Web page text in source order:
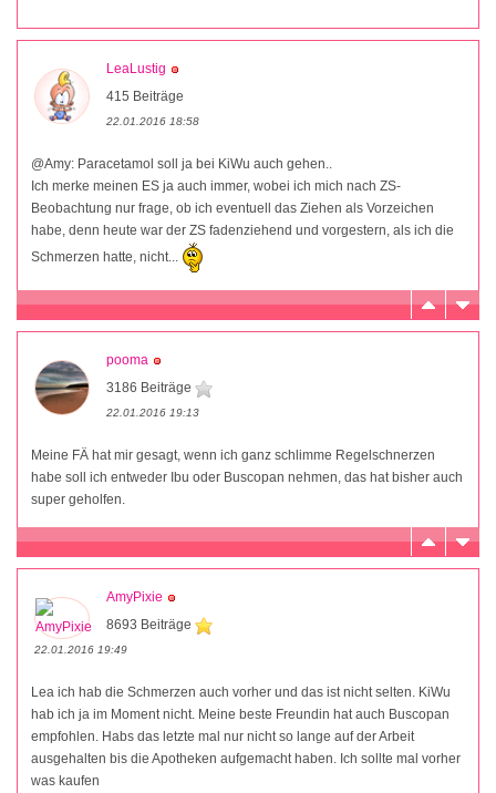
LeaLustig
415 Beiträge
22.01.2016 18:58
@Amy: Paracetamol soll ja bei KiWu auch gehen..
Ich merke meinen ES ja auch immer, wobei ich mich nach ZS-
Beobachtung nur frage, ob ich eventuell das Ziehen als Vorzeichen
habe, denn heute war der ZS fadenziehend und vorgestern, als ich die
Schmerzen hatte, nicht...
pooma
3186 Beiträge
22.01.2016 19:13
Meine FÄ hat mir gesagt, wenn ich ganz schlimme Regelschnerzen
habe soll ich entweder Ibu oder Buscopan nehmen, das hat bisher auch
super geholfen.
AmyPixie
8693 Beiträge
22.01.2016 19:49
Lea ich hab die Schmerzen auch vorher und das ist nicht selten. KiWu
hab ich ja im Moment nicht. Meine beste Freundin hat auch Buscopan
empfohlen. Habs das letzte mal nur nicht so lange auf der Arbeit
ausgehalten bis die Apotheken aufgemacht haben. Ich sollte mal vorher
was kaufen